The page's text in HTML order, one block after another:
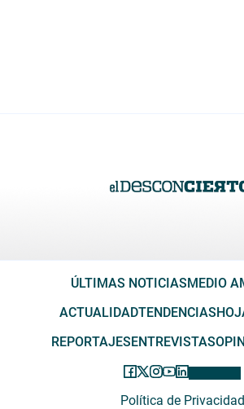
ÚLTIMAS NOTICIASMEDIO
ACTUALIDADTENDENCIAS
REPORTAJESENTREVISTAS
Política de Privacidad